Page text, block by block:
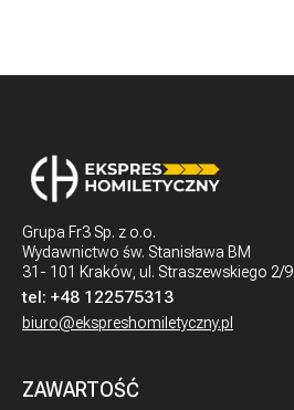
Grupa Fr3 Sp. z o.o.
Wydawnictwo św. Stanisława BM
31- 101 Kraków, ul. Straszewskiego 2/9
tel: +48 122575313
biuro@ekspreshomiletyczny.pl
ZAWARTOŚĆ